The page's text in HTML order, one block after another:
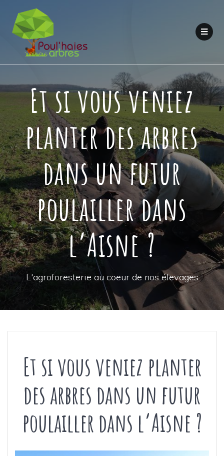
Et si vous veniez
planter des arbres
dans un futur
poulailler dans
l’Aisne ?
L'agroforesterie au coeur de nos élevages
Et si vous veniez planter
des arbres dans un futur
poulailler dans l’Aisne ?